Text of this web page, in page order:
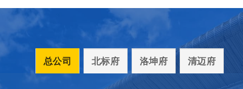
总公司 北标府 洛坤府 清迈府